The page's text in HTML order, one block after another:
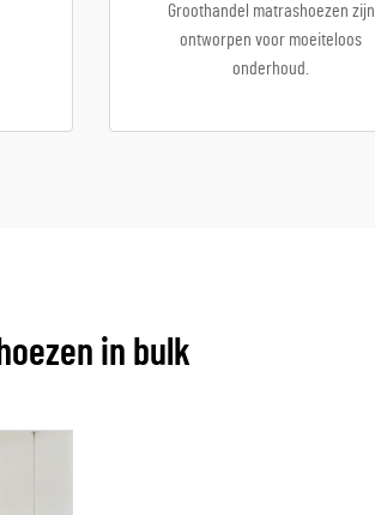
Groothandel matrashoezen zijn
ontworpen voor moeiteloos
onderhoud.
in bulk